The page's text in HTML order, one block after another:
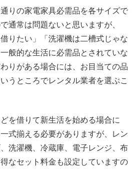
りの家電家具必需品を各サイズで
通常は問題ないと思いますが、
りたい」「洗濯機は二槽式じゃな
般的な生活に必需品とされていな
りがある場合には、お目当ての品
うところでレンタル業者を選ぶこ
を借りて新生活を始める場合に
式揃える必要がありますが、レン
洗濯機、冷蔵庫、電子レンジ、布
なセット料金も設定していますの